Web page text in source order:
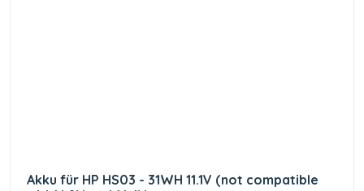
Akku für HP HS03 - 31WH 11.1V (not compatible